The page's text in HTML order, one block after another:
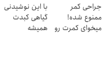
جراحی کمر
ممنوع شده!
میخوای کمرت رو
با این نوشیدنی
گیاهی کبدت
همیشه